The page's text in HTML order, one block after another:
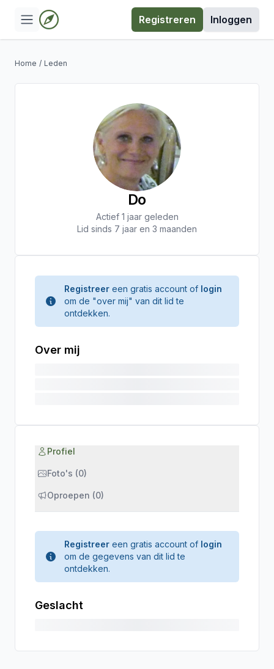
Registreren Inloggen
Home / Leden
Do
Actief 1 jaar geleden
Lid sinds 7 jaar en 3 maanden
Registreer een gratis account of login
om de "over mij" van dit lid te
ontdekken.
Over mij
Profiel
Foto's (0)
Oproepen (0)
Registreer een gratis account of login
om de gegevens van dit lid te
ontdekken.
Geslacht